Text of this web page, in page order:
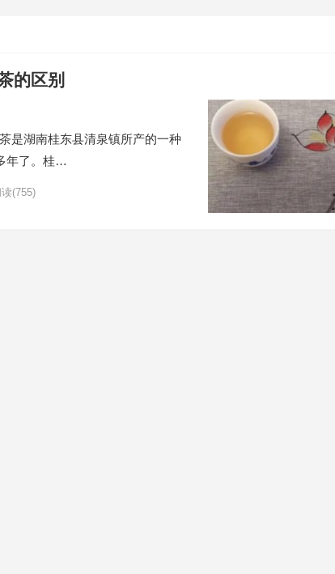
的区别
是湖南桂东县清泉镇所产的一种
年了。桂…
读(755)